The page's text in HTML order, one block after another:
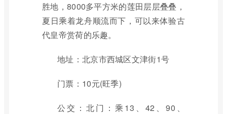
胜地，8000多平方米的莲田层层叠叠，
夏日乘着龙舟顺流而下，可以来体验古
代皇帝赏荷的乐趣。
地址：北京市西城区文津街1号
门票：10元(旺季)
公交：北门：乘13、42、90、